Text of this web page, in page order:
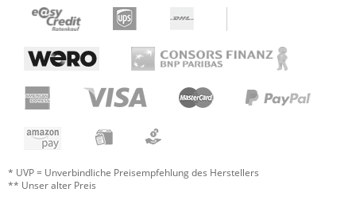
* UVP = Unverbindliche Preisempfehlung des Herstellers
** Unser alter Preis